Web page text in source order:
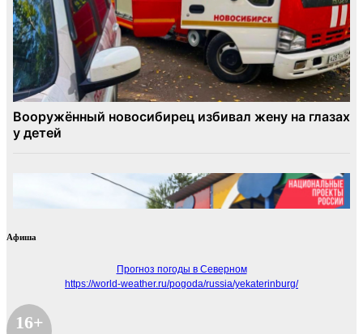
Афиша
Прогноз погоды в Северном
https://world-weather.ru/pogoda/russia/yekaterinburg/
16+